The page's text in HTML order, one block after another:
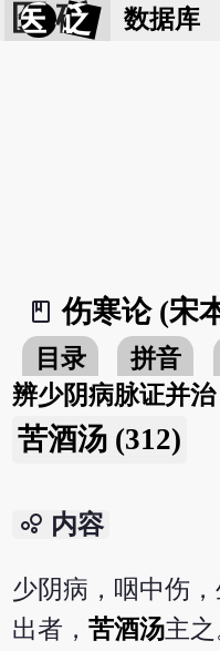
医 砭 数据库
book_2
伤寒论 (宋
目录 拼音
辨少阴病脉证并治
苦酒汤 (312)
bubble_chart 内容
少阴病，咽中伤
出者，苦酒汤主之